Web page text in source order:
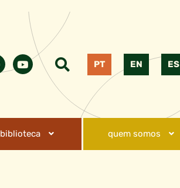
PT EN ES
biblioteca quem somos